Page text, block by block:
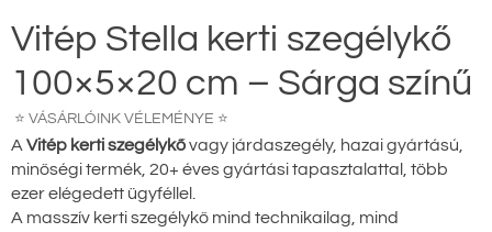
Vitép Stella kerti szegélykő
100×5×20 cm – Sárga színű
⭐ VÁSÁRLÓINK VÉLEMÉNYE ⭐
A Vitép kerti szegélykővagy járdaszegély, hazai gyártású,
minőségi termék, 20+ éves gyártási tapasztalattal, több
ezer elégedett ügyféllel.
A masszív kerti szegélykő mind technikailag, mind